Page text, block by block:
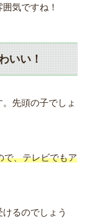
気ですね！
いい！
先頭の子でしょ
で、テレビでもア
るのでしょう